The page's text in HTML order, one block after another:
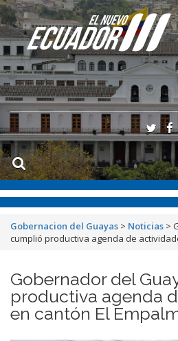
Gobernacion del Guayas > Noticias >
cumplió productiva agenda de
Gobernador del
productiva agenda
en cantón El